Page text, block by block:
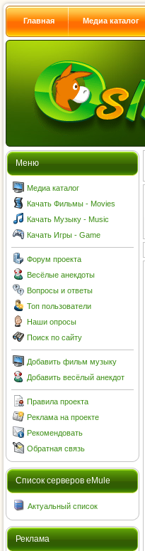
Главная Медиа каталог
Меню
Медиа каталог
Качать Фильмы - Movies
Качать Музыку - Music
Качать Игры - Game
Форум проекта
Весёлые анекдоты
Вопросы и ответы
Топ пользователи
Наши опросы
Поиск по сайту
Добавить фильм музыку
Добавить весёлый анекдот
Правила проекта
Реклама на проекте
Рекомендовать
Обратная связь
Cписок серверов eMule
Актуальный список
Реклама